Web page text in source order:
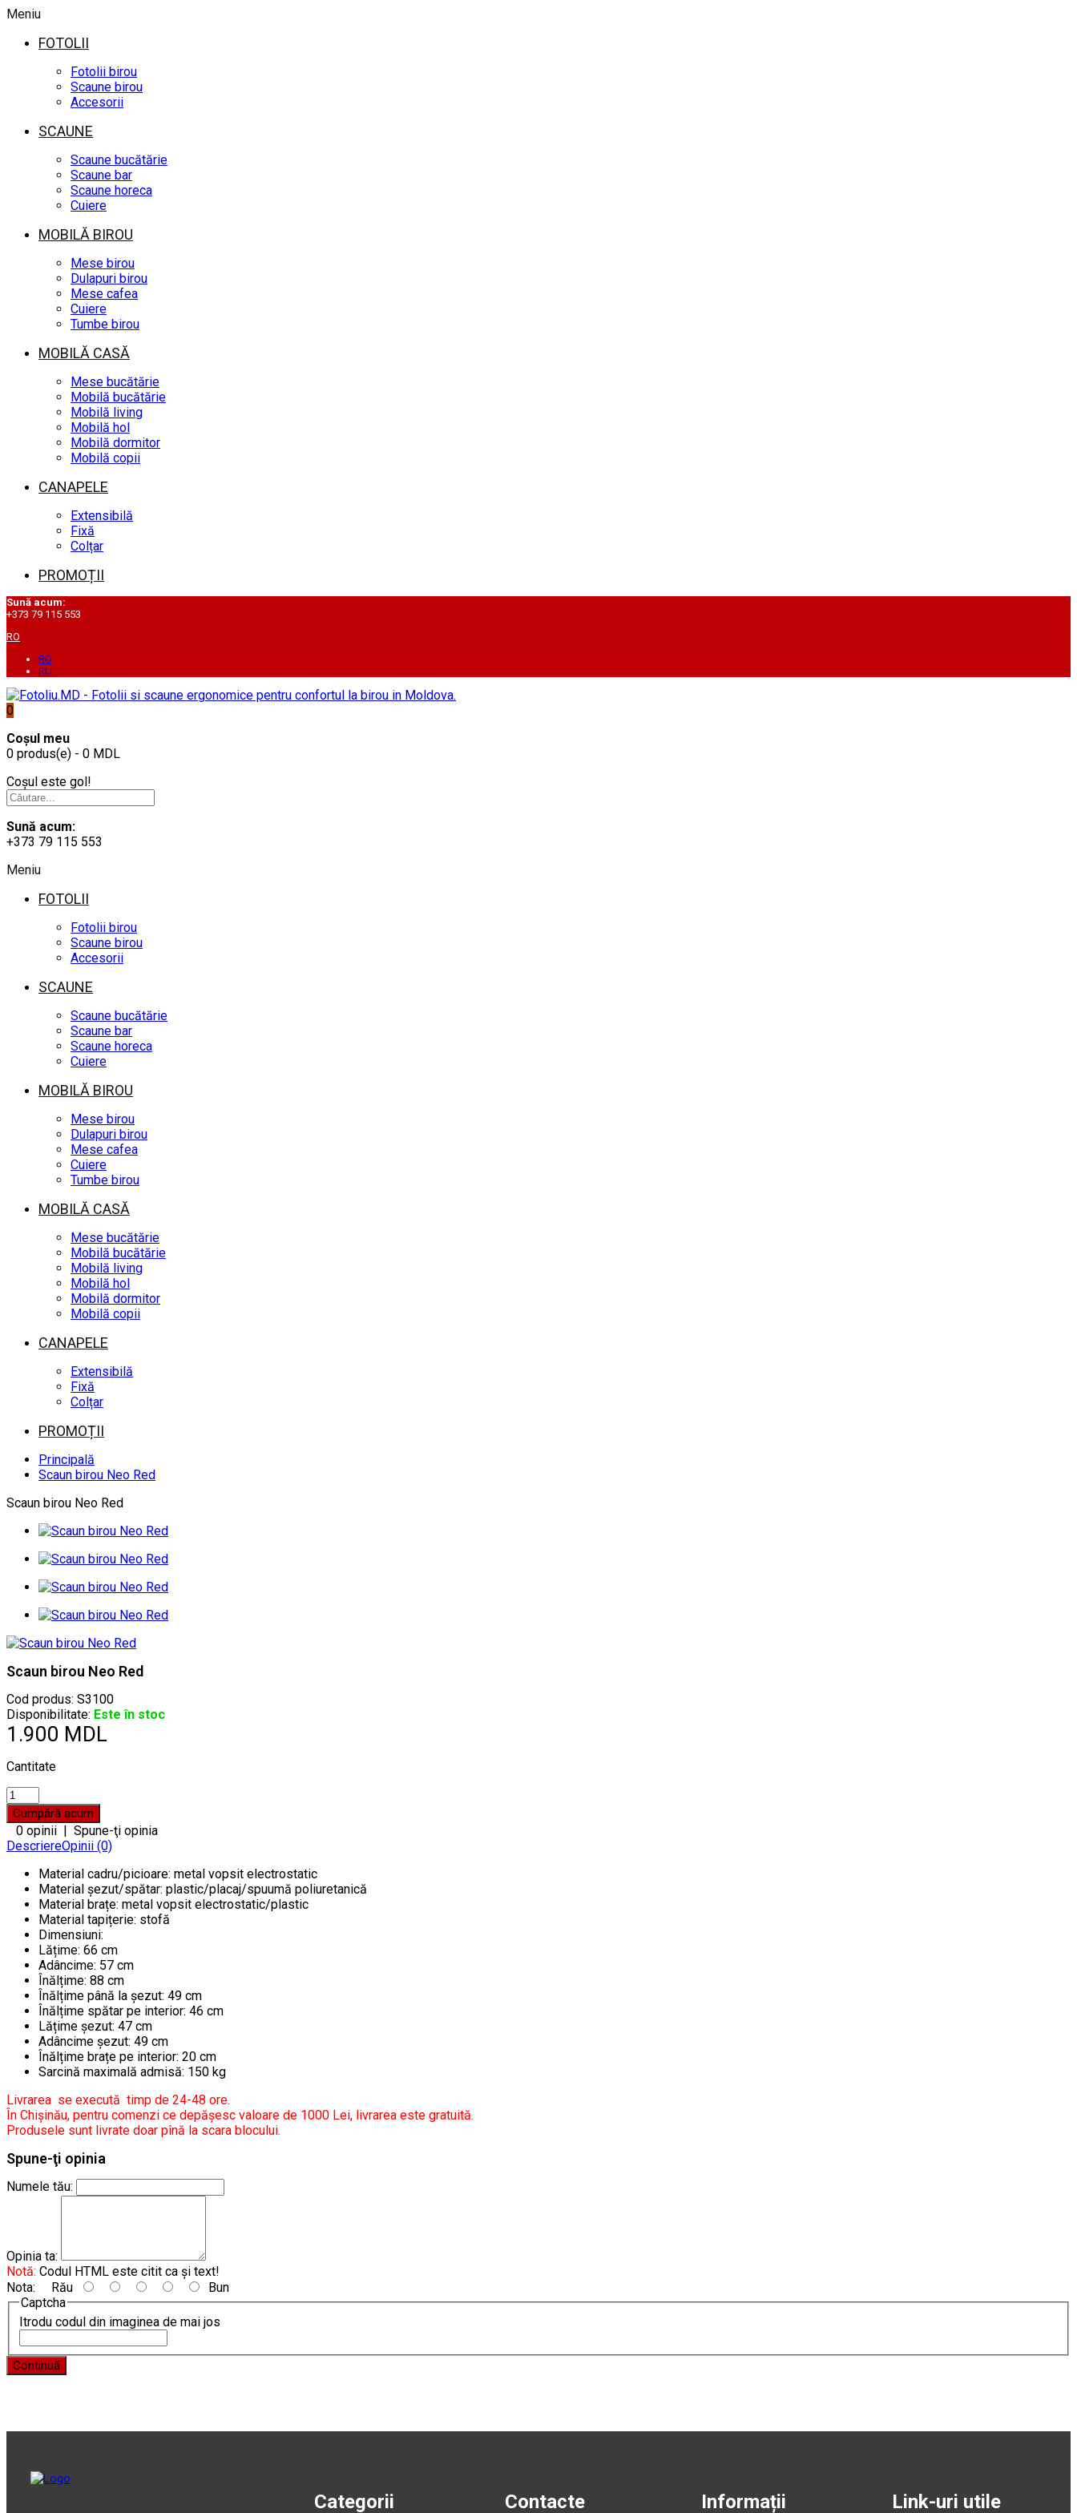
Meniu
FOTOLII
Fotolii birou
Scaune birou
Accesorii
SCAUNE
Scaune bucătărie
Scaune bar
Scaune horeca
Cuiere
MOBILĂ BIROU
Mese birou
Dulapuri birou
Mese cafea
Cuiere
Tumbe birou
MOBILĂ CASĂ
Mese bucătărie
Mobilă bucătărie
Mobilă living
Mobilă hol
Mobilă dormitor
Mobilă copii
CANAPELE
Extensibilă
Fixă
Colțar
PROMOȚII
Sună acum:
+373 79 115 553
RO
RO
RU
0
Coșul meu
0 produs(e) - 0 MDL
Coșul este gol!
Sună acum:
+373 79 115 553
Meniu
FOTOLII
Fotolii birou
Scaune birou
Accesorii
SCAUNE
Scaune bucătărie
Scaune bar
Scaune horeca
Cuiere
MOBILĂ BIROU
Mese birou
Dulapuri birou
Mese cafea
Cuiere
Tumbe birou
MOBILĂ CASĂ
Mese bucătărie
Mobilă bucătărie
Mobilă living
Mobilă hol
Mobilă dormitor
Mobilă copii
CANAPELE
Extensibilă
Fixă
Colțar
PROMOȚII
Principală
Scaun birou Neo Red
Scaun birou Neo Red
Scaun birou Neo Red
Cod produs: S3100
Disponibilitate: Este în stoc
1.900 MDL
Cantitate
0 opinii | Spune-ţi opinia
DescriereOpinii (0)
Material cadru/picioare: metal vopsit electrostatic
Material șezut/spătar: plastic/placaj/spuumă poliuretanică
Material brațe: metal vopsit electrostatic/plastic
Material tapițerie: stofă
Dimensiuni:
Lățime: 66 cm
Adâncime: 57 cm
Înălțime: 88 cm
Înălțime până la șezut: 49 cm
Înălțime spătar pe interior: 46 cm
Lățime șezut: 47 cm
Adâncime șezut: 49 cm
Înălțime brațe pe interior: 20 cm
Sarcină maximală admisă: 150 kg
Livrarea se execută timp de 24-48 ore.
În Chișinău, pentru comenzi ce depășesc valoare de 1000 Lei, livrarea este gratuită.
Produsele sunt livrate doar pînă la scara blocului.
Spune-ţi opinia
Numele tău:
Opinia ta:
Notă: Codul HTML este citit ca şi text!
Nota: Rău
Bun
Captcha
Itrodu codul din imaginea de mai jos
Continuă
Categorii Contacte Informații Link-uri utile